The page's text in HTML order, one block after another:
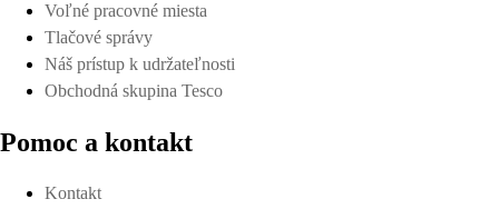
Voľné pracovné miesta
Tlačové správy
Náš prístup k udržateľnosti
Obchodná skupina Tesco
Pomoc a kontakt
Kontakt